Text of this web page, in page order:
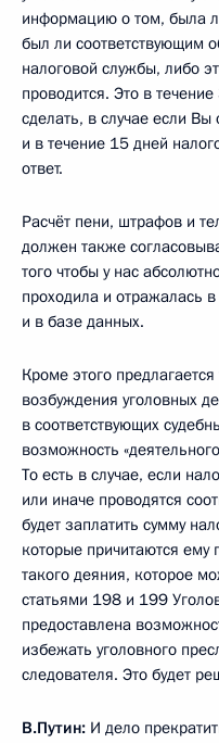
информацию о том, была
был ли соответствующим
налоговой службы, либо
проводится. Это в
сделать, в случае если
и в течение 15 дней
ответ.
Расчёт пени, штрафов и
должен также
того чтобы у нас
проходила и отражалась
и в базе данных.
Кроме этого
возбуждения уголовных
в соответствующих
возможность
То есть в случае, если
или иначе проводятся
будет заплатить сумму
которые причитаются ему
такого деяния, которое
статьями 198 и 199
предоставлена
избежать уголовного
следователя. Это будет
В.Путин: И дело